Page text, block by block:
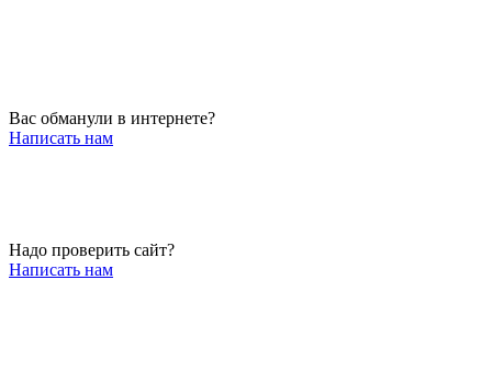
Вас обманули в интернете?
Написать нам
Надо проверить сайт?
Написать нам